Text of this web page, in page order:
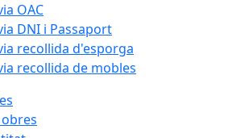
OAC
DNI i Passaport
recollida d'esporga
recollida de mobles